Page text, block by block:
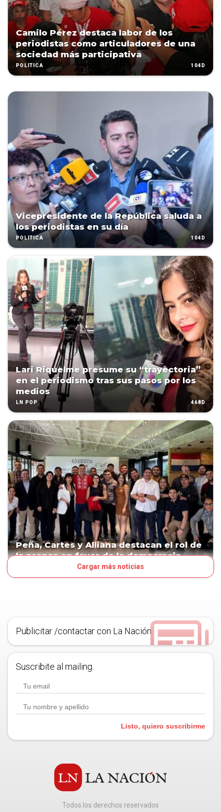
Camilo Pérez destaca labor de los
periodistas como articuladores de una
sociedad más participativa
POLÍTICA 104D
Vicepresidente de la República saluda a
los periodistas en su día
POLÍTICA 104D
Lari Riquelme presume su “trayectoria”
en el periodismo tras sus pasos por los
medios
LN POP 468D
Peña, Cartes y Alliana destacan el rol de
la prensa en favor de la democracia
Cargar más noticias
Publicitar /contactar con La Nación
Suscribite al mailing.
Listo, quiero suscribirme
Todos los derechos reservados